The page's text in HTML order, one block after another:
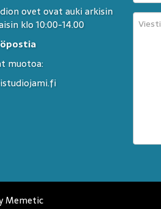
ovet ovat auki arkisin
klo 10:00-14.00
muotoa:
Memetic